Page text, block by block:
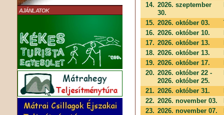
AJÁNLATOK
14. 2026. szeptember
30.
15. 2026. október 03.
16. 2026. október 10.
17. 2026. október 13.
18. 2026. október 13.
19. 2026. október 17.
20. 2026. október 22 -
2026. október 25.
21. 2026. október 31.
22. 2026. november 03.
23. 2026. november 07.